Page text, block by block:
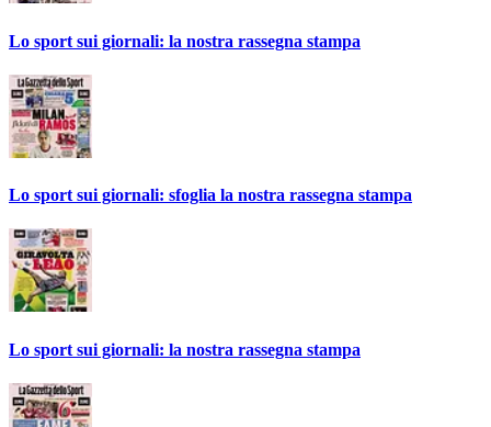
Lo sport sui giornali: la nostra rassegna stampa
Lo sport sui giornali: sfoglia la nostra rassegna stampa
Lo sport sui giornali: la nostra rassegna stampa